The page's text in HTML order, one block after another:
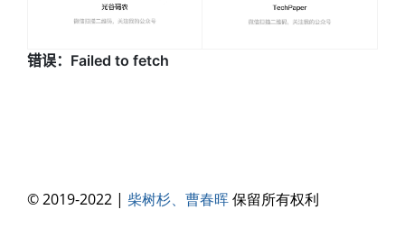
© 2019-2022 | 柴树杉、曹春晖保留所有权利